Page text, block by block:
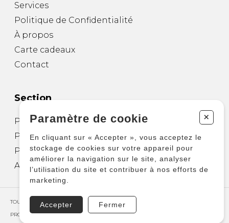
Services
Politique de Confidentialité
À propos
Carte cadeaux
Contact
Section
Partitions pour guitare
Partitions pour autres instruments
Partitions pour ensembles
Autres produits
TOUS DROITS RÉSERVÉS © COPYRIGHT 2026 – PRODUCTIONS D'OZ
PROPULSÉ PAR
Paramètre de cookie +
En cliquant sur « Accepter », vous acceptez le
stockage de cookies sur votre appareil pour
améliorer la navigation sur le site, analyser
l’utilisation du site et contribuer à nos efforts de
marketing.
Accepter Fermer